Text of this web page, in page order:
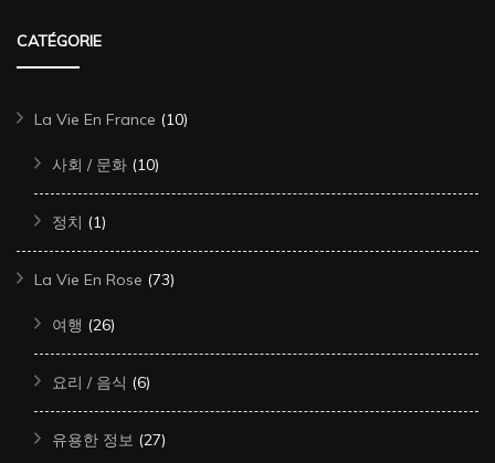
CATÉGORIE
La Vie En France (10)
사회 / 문화 (10)
정치 (1)
La Vie En Rose (73)
여행 (26)
요리 / 음식 (6)
유용한 정보 (27)